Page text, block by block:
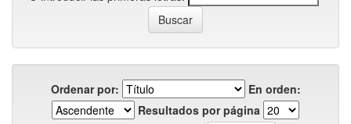
Ordenar por:
En orden:
Resultados por página